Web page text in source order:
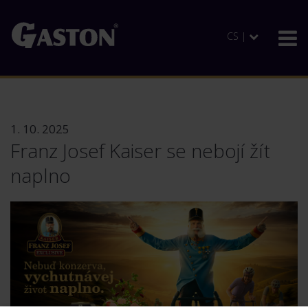
CS |
1. 10. 2025
Franz Josef Kaiser se nebojí žít
naplno